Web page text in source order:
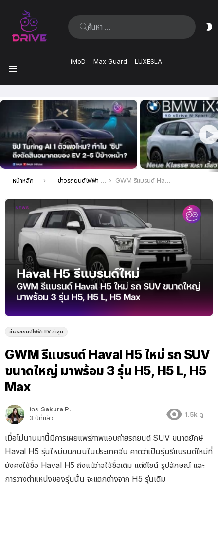
ค้นหา:
iMoD Max Guard LUXESLA
ล่าสุด
คุณอยู่ที่นี่:
หน้าหลัก ข่าวรถยนต์ไฟฟ้า EV ล่าสุด GWM รีแบรนด์ Haval H5 ใหม่ รถ SUV ขนาดใหญ่ มาพร้อม 3 รุ่น H5, H5 L, H5 Max
ข่าวรถยนต์ไฟฟ้า EV ล่าสุด
GWM รีแบรนด์ Haval H5 ใหม่ รถ SUV
ขนาดใหญ่ มาพร้อม 3 รุ่น H5, H5 L, H5
Max
โดย Sakura P.
3 ปีที่แล้ว
1.5k ดู
เมื่อไม่นานมานี้มีการเผยแพร่ภาพแอบถ่ายรถยนต์ SUV ขนาดยักษ์
Haval H5 รุ่นใหม่บนถนนในประเทศจีน คาดว่าเป็นรุ่นรีแบรนด์ใหม่ที่
ยังคงใช้ชื่อ Haval H5 ถึงแม้ว่าจใช้ชื่อเดิม แต่ดีไซน์ รูปลักษณ์ และ
การวางตำแหน่งของรุ่นนั้น จะแตกต่างจาก H5 รุ่นเดิม